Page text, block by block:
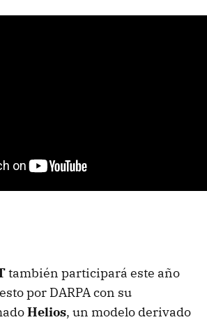
también participará este año
por DARPA con su
Helios, un modelo derivado